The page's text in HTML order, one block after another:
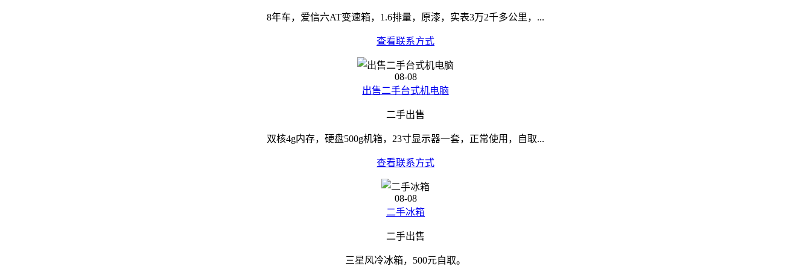
8年车，爱信六AT变速箱，1.6排量，原漆，实表3万2千多公里，...
查看联系方式
08-08
出售二手台式机电脑
二手出售
双核4g内存，硬盘500g机箱，23寸显示器一套，正常使用，自取...
查看联系方式
08-08
二手冰箱
二手出售
三星风冷冰箱，500元自取。